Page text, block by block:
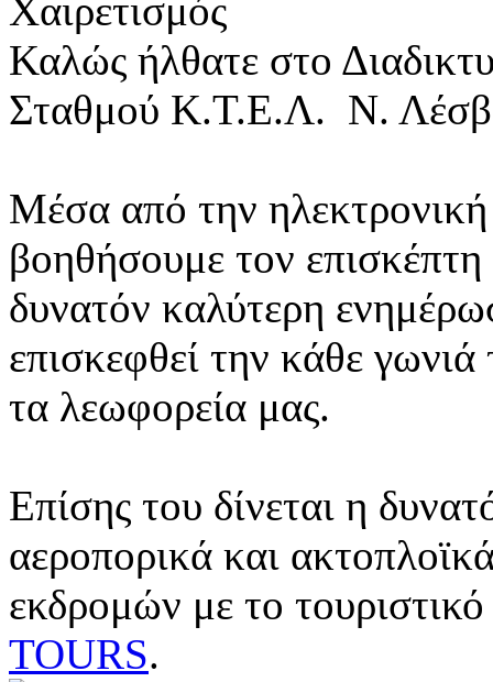
Χαιρετισμός
Καλώς ήλθατε στο
Σταθμού Κ.Τ.Ε.Λ. Ν.
Μέσα από την ηλεκτρονική
βοηθήσουμε τον
δυνατόν καλύτερη
επισκεφθεί την κάθε
τα λεωφορεία μας.
Επίσης του δίνεται η
αεροπορικά και
εκδρομών με το
TOURS.